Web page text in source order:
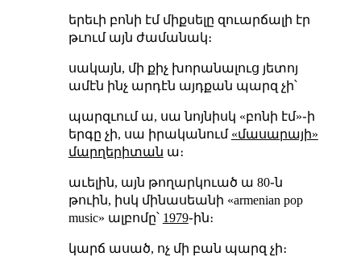
երեւի բոնի էմ միքսելը զուարճալի էր
թւում այն ժամանակ։
սակայն, մի քիչ խորանալուց յետոյ
ամէն ինչ արդէն այդքան պարզ չի՝
պարզւում ա, սա նոյնիսկ «բոնի էմ»֊ի
երգը չի, սա իրականում «մասարայի»
մարղերիտան ա։
աւելին, այն թողարկուած ա 80֊ն
թուին, իսկ մինասեանի «armenian pop
music» ալբոմը՝ 1979֊ին։
կարճ ասած, ոչ մի բան պարզ չի։